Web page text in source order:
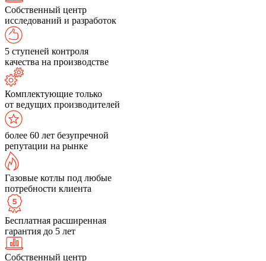
Собственный центр
исследований и разработок
5 ступеней контроля
качества на производстве
Комплектующие только
от ведущих производителей
более 60 лет безупречной
репутации на рынке
Газовые котлы под любые
потребности клиента
Бесплатная расширенная
гарантия до 5 лет
Собственный центр